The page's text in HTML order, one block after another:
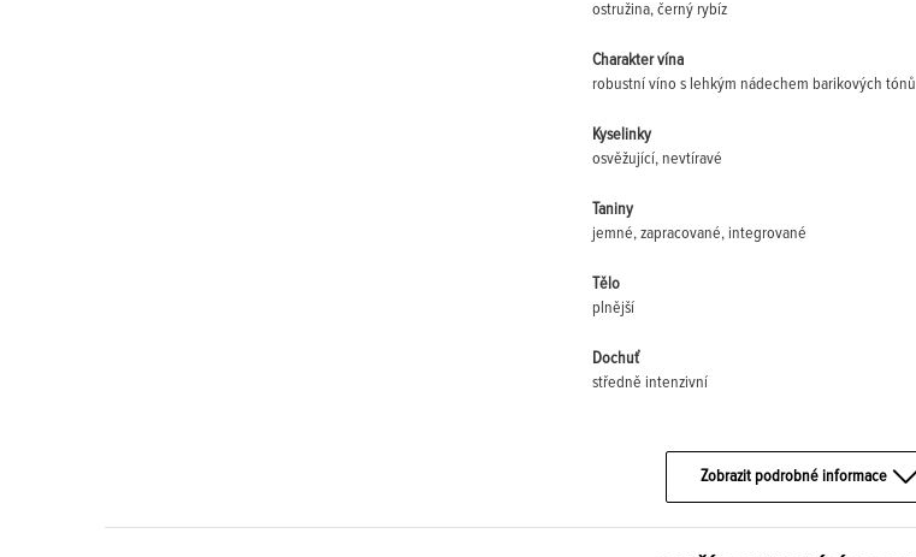
ostružina, černý rybíz
Charakter vína
robustní víno s lehkým nádechem barikových tónů
Kyselinky
osvěžující, nevtíravé
Taniny
jemné, zapracované, integrované
Tělo
plnější
Dochuť
středně intenzivní
Zobrazit podrobné informace